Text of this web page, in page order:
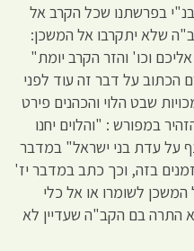
בפרשתנו שכל הקרב אל
שלא יתקרבו אל המשכן:
וכו' והזר הקרב יומת"
הכתוב על דבר זה עוד לפני
שבט הלוי והכהנים פירט
במפורש : "והלוים יחנו
על עדת בני ישראל" במדבר
בזה, וכך כתב במדבר יז'
לשומרו או אל כלי
התרה בם הקב"ה שעדיין לא